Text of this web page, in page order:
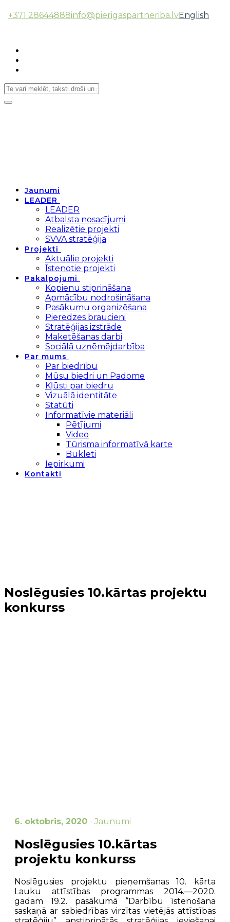
+371 28644888info@pierigaspartneriba.lvEnglish
Toggle
Jaunumi
LEADER
LEADER
Atbalsta nosacījumi
Realizētie projekti
SVVA stratēģija
Projekti
Aktuālie projekti
Īstenotie projekti
Pakalpojumi
Kopienu stiprināšana
Apmācību nodrošināšana
Pasākumu organizēšana
Pieredzes braucieni
Stratēģijas izstrāde
Maketēšanas darbi
Sociālā uzņēmējdarbība
Par mums
Par biedrību
Mūsu biedri un Padome
Kļūsti par biedru
Vizuālā identitāte
Statūti
Informatīvie materiāli
Pētījumi
Video
Tūrisma informatīvā karte
Bukleti
Iepirkumi
Kontakti
Noslēgusies 10.kārtas projektu
konkurss
6. oktobris, 2020 - Jaunumi
Noslēgusies 10.kārtas
projektu konkurss
Noslēgusies projektu pieņemšanas 10. kārta
Lauku attīstības programmas 2014.—2020.
gadam 19.2. pasākumā “Darbību īstenošana
saskaņā ar sabiedrības virzītas vietējās attīstības